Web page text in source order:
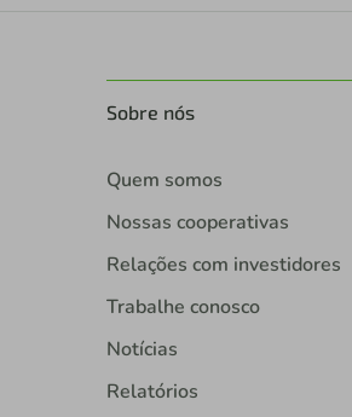
Sobre nós
Quem somos
Nossas cooperativas
Relações com investidores